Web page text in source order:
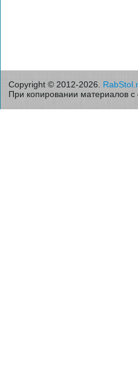
Copyright © 2012-2026.
При копировании материалов с